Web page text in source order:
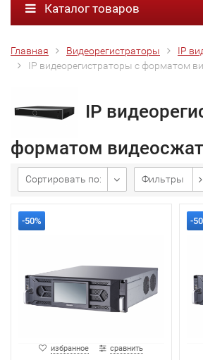
Каталог товаров
Главная Видеорегистраторы
IP
IP видеорегистраторы с форматом
IP
форматом
Сортировать по: Фильтры
-50%
избранное сравнить
-